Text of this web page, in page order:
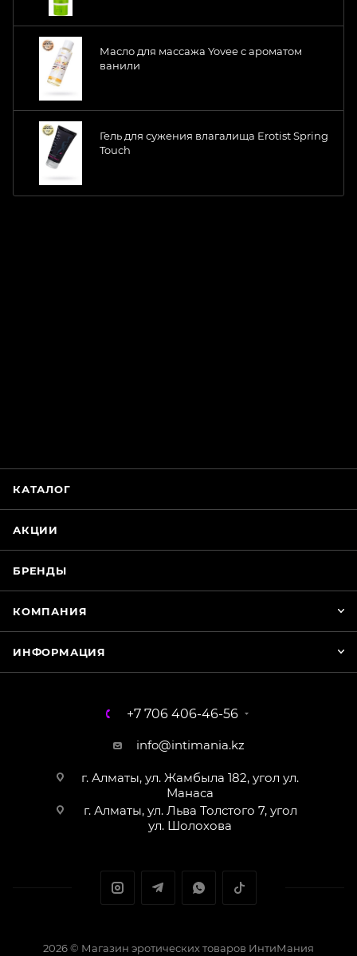
Масло для массажа Yovee с ароматом
ванили
Гель для сужения влагалища Erotist Spring
Touch
КАТАЛОГ
АКЦИИ
БРЕНДЫ
КОМПАНИЯ
ИНФОРМАЦИЯ
+7 706 406-46-56
info@intimania.kz
г. Алматы, ул. Жамбыла 182, угол ул.
Манаса
г. Алматы, ул. Льва Толстого 7, угол
ул. Шолохова
2026 © Магазин эротических товаров ИнтиМания
WhatsApp